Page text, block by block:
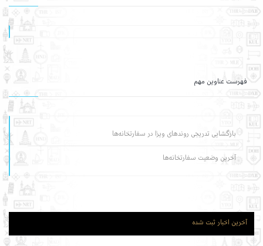
فهرست عناوین مهم
بازگشایی تدریجی روندهای ویزا در سفارتخانه‌ها
آخرین وضعیت سفارتخانه‌ها
آخرین اخبار ثبت شده